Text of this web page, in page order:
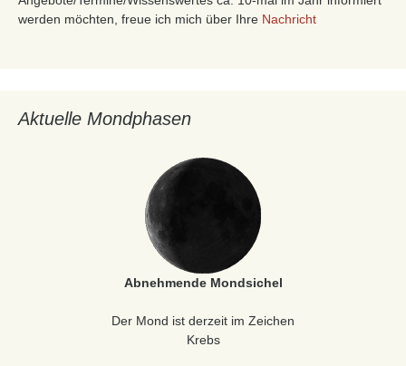
werden möchten, freue ich mich über Ihre Nachricht
Aktuelle Mondphasen
Abnehmende Mondsichel
Der Mond ist derzeit im Zeichen
Krebs